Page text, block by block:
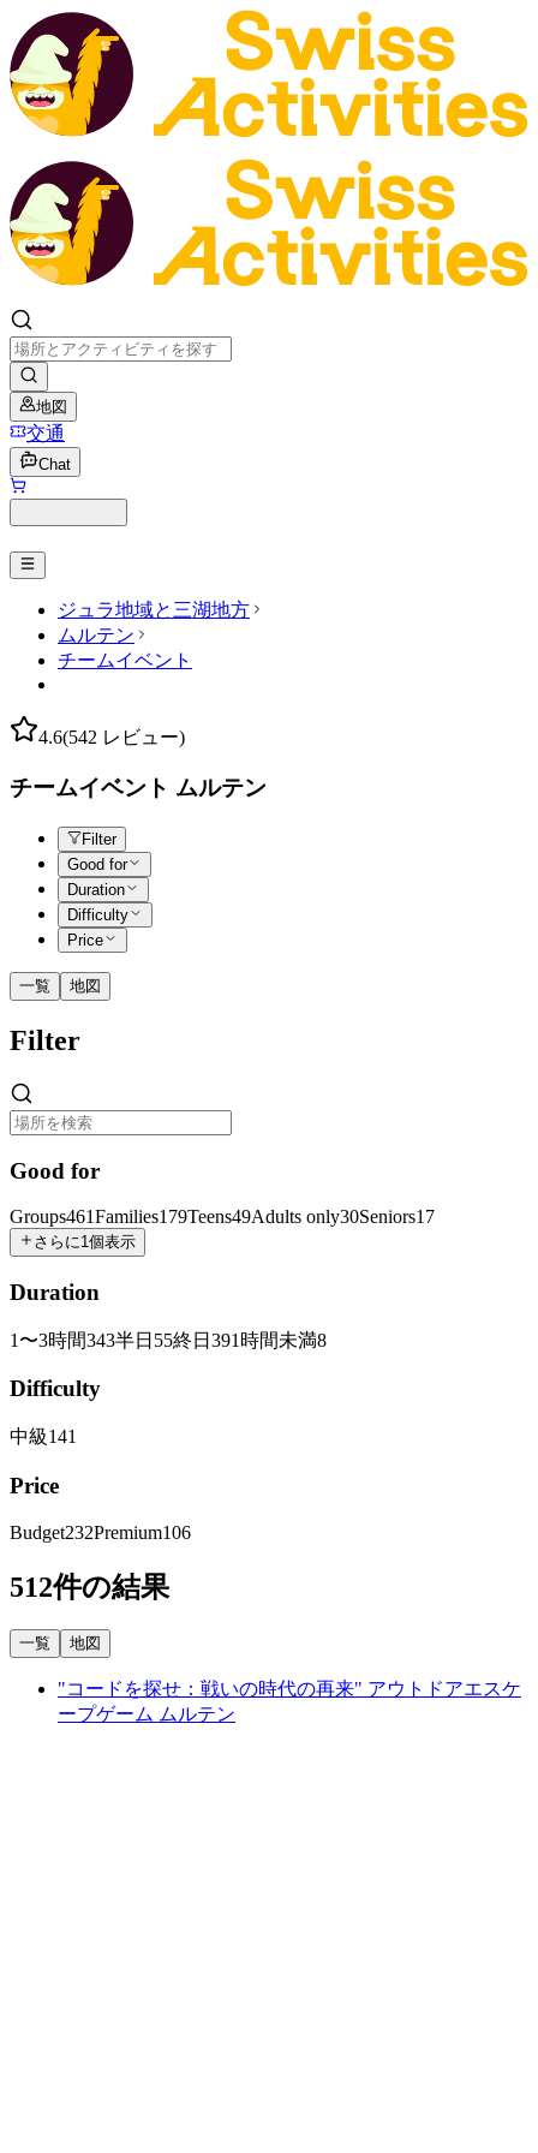
地図
交通
Chat
ジュラ地域と三湖地方
ムルテン
チームイベント
4.6(542 レビュー)
チームイベント ムルテン
Filter
Good for
Duration
Difficulty
Price
一覧 地図
Filter
Good for
Groups461Families179Teens49Adults only30Seniors17
さらに1個表示
Duration
1〜3時間343半日 55終日 391時間未満8
Difficulty
中級141
Price
Budget232Premium106
512件の結果
一覧 地図
"コードを探せ：戦いの時代の再来" アウトドアエスケ
ープゲーム ムルテン